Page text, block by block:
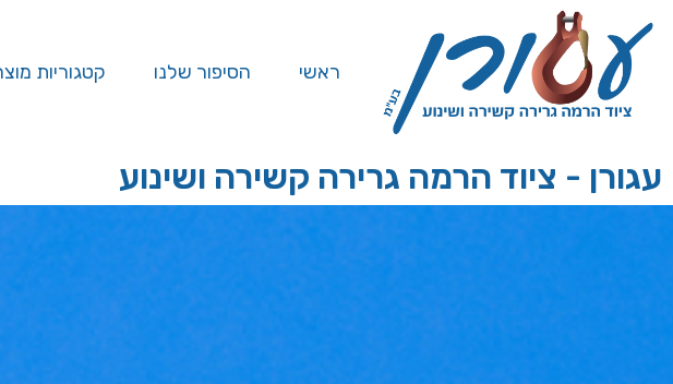
ראשי הסיפור שלנו קטגוריות
עגורן - ציוד הרמה גרירה קשירה ושינוע